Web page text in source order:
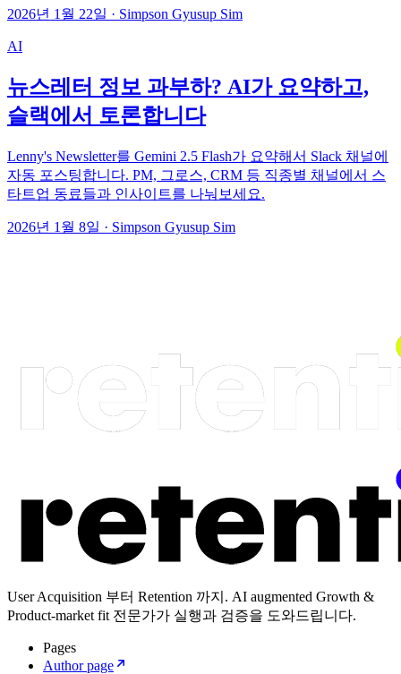
2026년 1월 22일 · Simpson Gyusup Sim
AI
뉴스레터 정보 과부하? AI가 요약하고,
슬랙에서 토론합니다
Lenny's Newsletter를 Gemini 2.5 Flash가 요약해서 Slack 채널에
자동 포스팅합니다. PM, 그로스, CRM 등 직종별 채널에서 스
타트업 동료들과 인사이트를 나눠보세요.
2026년 1월 8일 · Simpson Gyusup Sim
User Acquisition 부터 Retention 까지. AI augmented Growth &
Product-market fit 전문가가 실행과 검증을 도와드립니다.
Pages
Author page